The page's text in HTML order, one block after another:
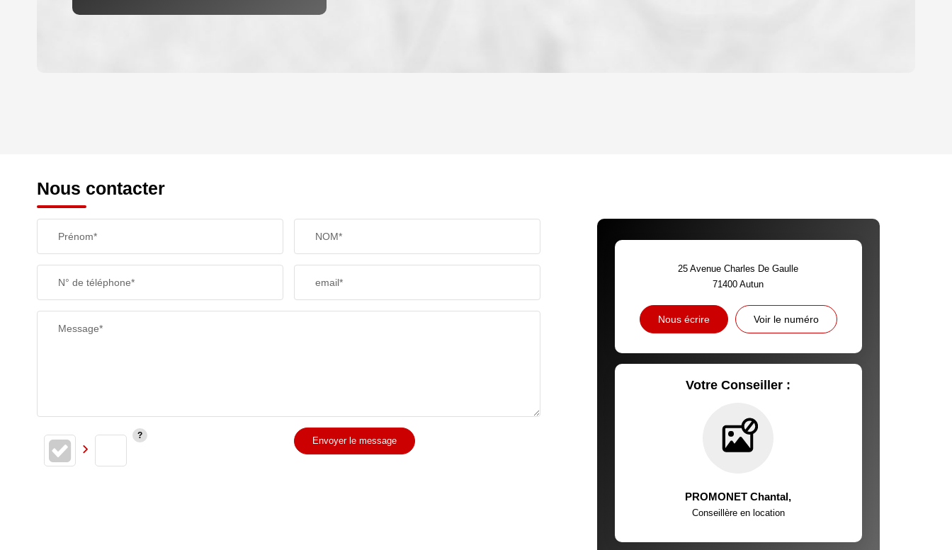
TAXE FONCIÈRE
SUPERFICIE : ECOLES ET CRÈCHES
RESTAURANTS ET CAFÉS COMMERCES
Nous contacter
Prénom* NOM*
N° de téléphone* email*
Message*
Envoyer le message
25 Avenue Charles De Gaulle
71400Autun
Nous écrire Voir le numéro
Votre Conseiller :
PROMONET Chantal,
Conseillère en location